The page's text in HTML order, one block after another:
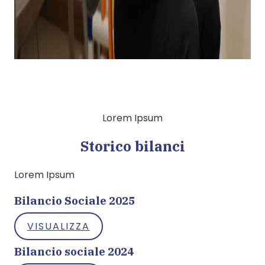
Lorem Ipsum
Storico bilanci
Lorem Ipsum
Bilancio Sociale 2025
VISUALIZZA
Bilancio sociale 2024